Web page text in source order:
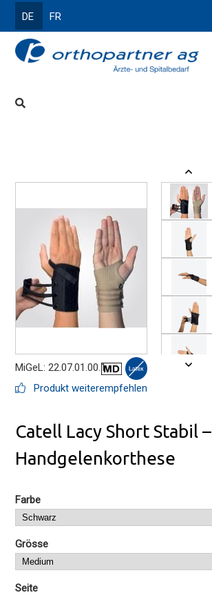
DE FR
MiGeL: 22.07.01.00.1
Produkt weiterempfehlen
Catell Lacy Short Stabil –
Handgelenkorthese
Farbe
Grösse
Seite